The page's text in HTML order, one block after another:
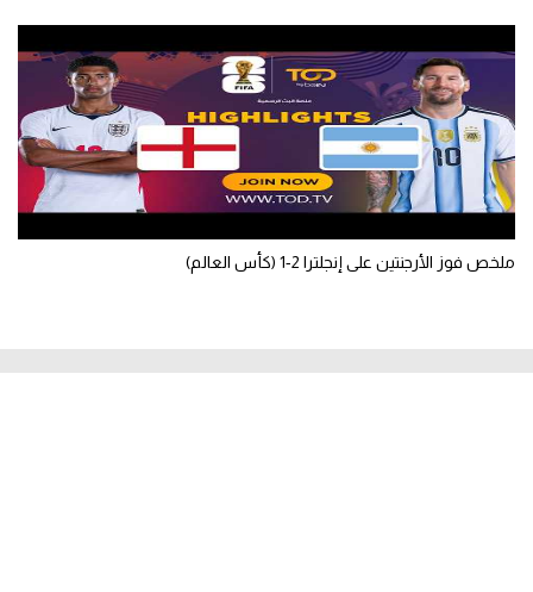
ملخص فوز الأرجنتين على إنجلترا 2-1 (كأس العالم)